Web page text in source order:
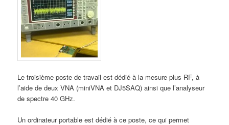
Le troisième poste de travail est dédié à la mesure plus RF, à
l’aide de deux VNA (miniVNA et DJ5SAQ) ainsi que l’analyseur
de spectre 40 GHz.
Un ordinateur portable est dédié à ce poste, ce qui permet